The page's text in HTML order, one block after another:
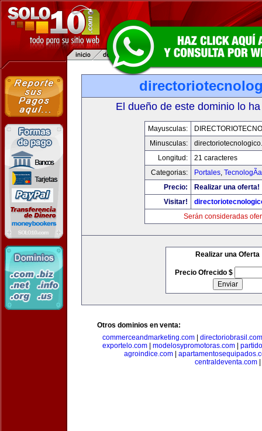
El dueño de este dominio lo
Mayusculas:
Minusculas:
Longitud:
21 caracteres
Categorias:
Portales, TecnologÃ­a
Precio:
Realizar una oferta!
Visitar!
Serán consideradas
Realizar una Oferta
Precio Ofrecido $
Otros dominios en venta:
commerceandmarketing.com| directoriobrasil.com
exportelo.com
modelosypromotoras.com
agroindice.com
centraldeventa.com|